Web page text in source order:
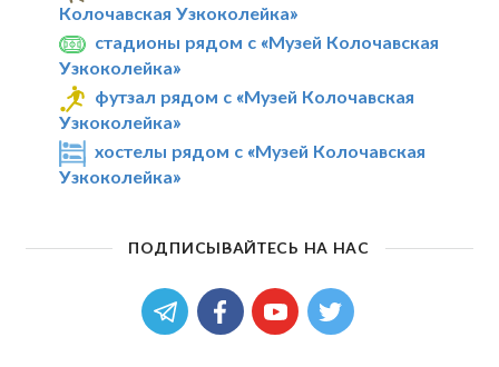
Колочавская Узкоколейка»
стадионы рядом с «Музей Колочавская
Узкоколейка»
футзал рядом с «Музей Колочавская
Узкоколейка»
хостелы рядом с «Музей Колочавская
Узкоколейка»
ПОДПИСЫВАЙТЕСЬ НА НАС